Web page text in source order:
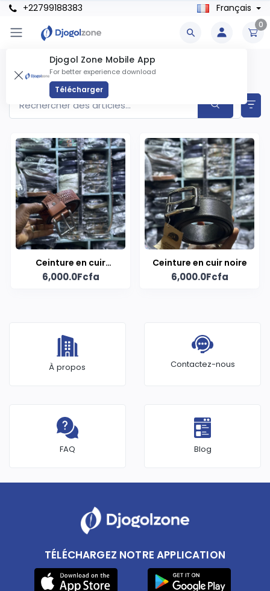
+22799188383 Français
0
Djogol Zone Mobile App
For better experience download
Télécharger
Ceintures Produits
Articles trouvés
Ceinture en cuir
maron
6,000.0Fcfa
Ceinture en cuir noire
6,000.0Fcfa
À propos Contactez-nous
FAQ Blog
TÉLÉCHARGEZ NOTRE APPLICATION